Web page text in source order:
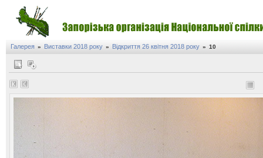
Галерея » Виставки 2018 року » Відкриття 26 квітня 2018 року » 10